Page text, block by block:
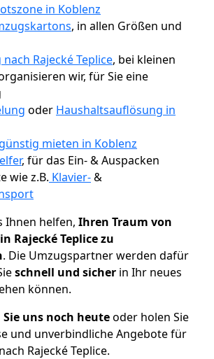
in Koblenz
, in allen Größen und
Rajecké Teplice, bei kleinen
wir, für Sie eine
oder Haushaltsauflösung in
mieten in Koblenz
, für das Ein- & Auspacken
wie z.B. Klavier-&
Ihnen helfen, Ihren Traum von
Rajecké Teplice zu
. Die Umzugspartner werden dafür
schnell und sicher in Ihr neues
können.
uns noch heuteoder holen Sie
und unverbindliche Angebote für
Rajecké Teplice.